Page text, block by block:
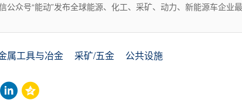
公众号“能动”发布全球能源、化工、采矿、动力、新能源车企业
属工具与冶金 采矿/五金 公共设施